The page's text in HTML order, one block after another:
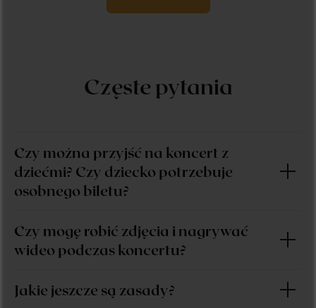
Częste pytania
Czy można przyjść na koncert z
dziećmi? Czy dziecko potrzebuje
osobnego biletu?
Czy mogę robić zdjęcia i nagrywać
wideo podczas koncertu?
Jakie jeszcze są zasady?